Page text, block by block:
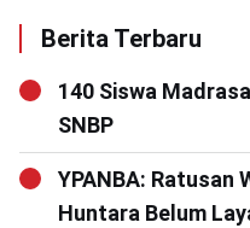
Berita Terbaru
140 Siswa
SNBP
YPANBA: Ratusan
Huntara Belum